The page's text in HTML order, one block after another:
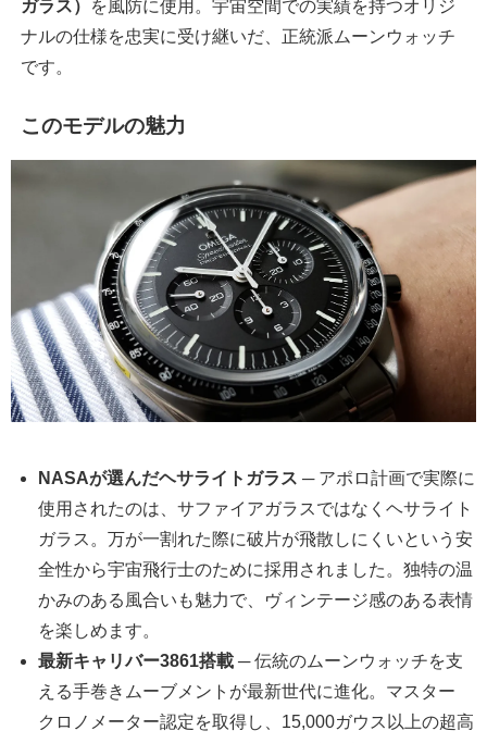
ガラス）
を風防に使用。宇宙空間での実績を持つオリジ
ナルの仕様を忠実に受け継いだ、正統派ムーンウォッチ
です。
このモデルの魅力
NASAが選んだヘサライトガラス ─ アポロ計画で実際に
使用されたのは、サファイアガラスではなくヘサライト
ガラス。万が一割れた際に破片が飛散しにくいという安
全性から宇宙飛行士のために採用されました。独特の温
かみのある風合いも魅力で、ヴィンテージ感のある表情
を楽しめます。
最新キャリバー3861搭載 ─ 伝統のムーンウォッチを支
える手巻きムーブメントが最新世代に進化。マスター
クロノメーター認定を取得し、15,000ガウス以上の超高